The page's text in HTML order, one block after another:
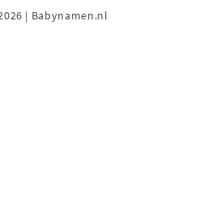
| Babynamen.nl